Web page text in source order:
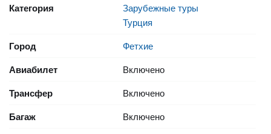
Категория
Зарубежные туры
Турция
Город Фетхие
Авиабилет Включено
Трансфер Включено
Багаж Включено